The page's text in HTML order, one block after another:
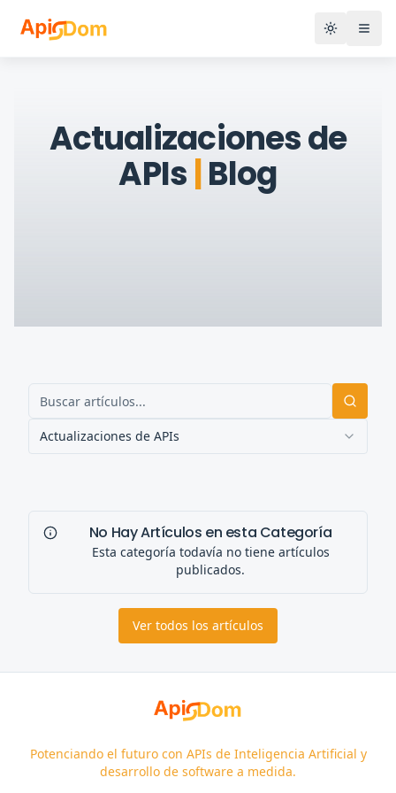
Abrir
Actualizaciones de
APIs|Blog
Actualizaciones de APIs
No Hay Artículos en esta Categoría
Esta categoría todavía no tiene artículos
publicados.
Ver todos los artículos
Potenciando el futuro con APIs de Inteligencia Artificial y
desarrollo de software a medida.